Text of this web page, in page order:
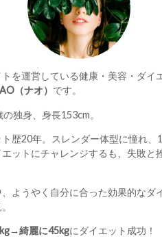
トを運営している健康・美容・ダイ
（ナオ） です。
独身、身長153cm。
ト歴20年。スレンダー体型に憧れ、
エットにチャレンジするも、失敗と
ようやく自分に合った効果的なダ
綺麗に45kgにダイエット成功！